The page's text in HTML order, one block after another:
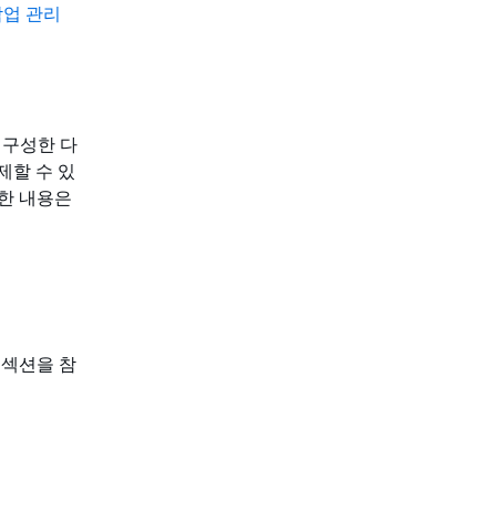
관리
성한 다
할 수 있
내용은
섹션을 참